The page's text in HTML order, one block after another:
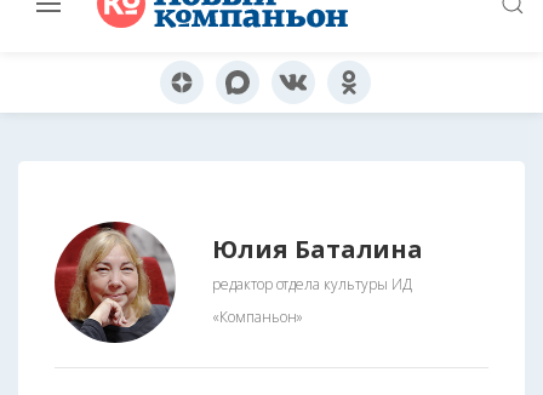
Юлия Баталина
редактор отдела культуры ИД
«Компаньон»